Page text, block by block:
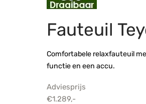
Fauteuil
Comfortabele relaxfauteuil
functie en een accu.
Adviesprijs
€1.289,-